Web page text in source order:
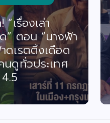
เรื่องเล่า
” ตอน “นางฟ้า
ดเรตติ้งเดือด
นดูทั่วประเทศ